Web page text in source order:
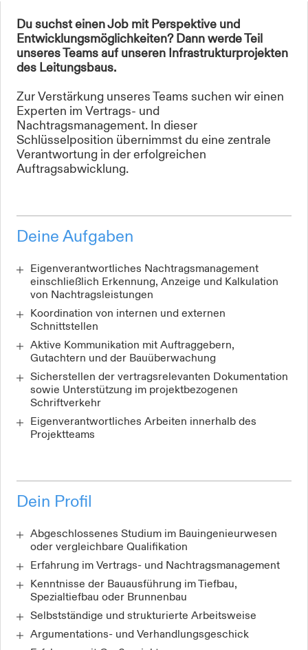
Du suchst einen Job mit Perspektive und
Entwicklungsmöglichkeiten? Dann werde Teil
unseres Teams auf unseren Infrastrukturprojekten
des Leitungsbaus.
Zur Verstärkung unseres Teams suchen wir einen
Experten im Vertrags- und
Nachtragsmanagement. In dieser
Schlüsselposition übernimmst du eine zentrale
Verantwortung in der erfolgreichen
Auftragsabwicklung.
Deine Aufgaben
Eigenverantwortliches Nachtragsmanagement
einschließlich Erkennung, Anzeige und Kalkulation
von Nachtragsleistungen
Koordination von internen und externen
Schnittstellen
Aktive Kommunikation mit Auftraggebern,
Gutachtern und der Bauüberwachung
Sicherstellen der vertragsrelevanten Dokumentation
sowie Unterstützung im projektbezogenen
Schriftverkehr
Eigenverantwortliches Arbeiten innerhalb des
Projektteams
Dein Profil
Abgeschlossenes Studium im Bauingenieurwesen
oder vergleichbare Qualifikation
Erfahrung im Vertrags- und Nachtragsmanagement
Kenntnisse der Bauausführung im Tiefbau,
Spezialtiefbau oder Brunnenbau
Selbstständige und strukturierte Arbeitsweise
Argumentations- und Verhandlungsgeschick